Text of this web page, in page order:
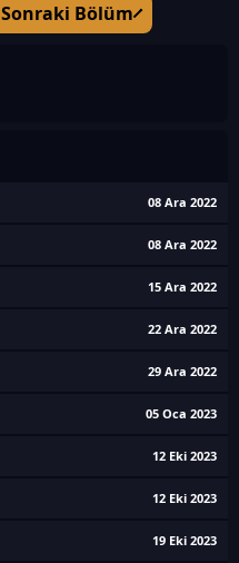
Sonraki Bölüm
08 Ara 2022
08 Ara 2022
15 Ara 2022
22 Ara 2022
29 Ara 2022
05 Oca 2023
12 Eki 2023
12 Eki 2023
19 Eki 2023